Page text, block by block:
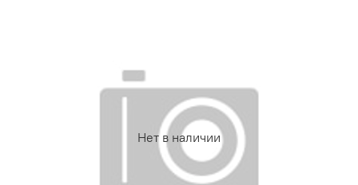
Нет в наличии